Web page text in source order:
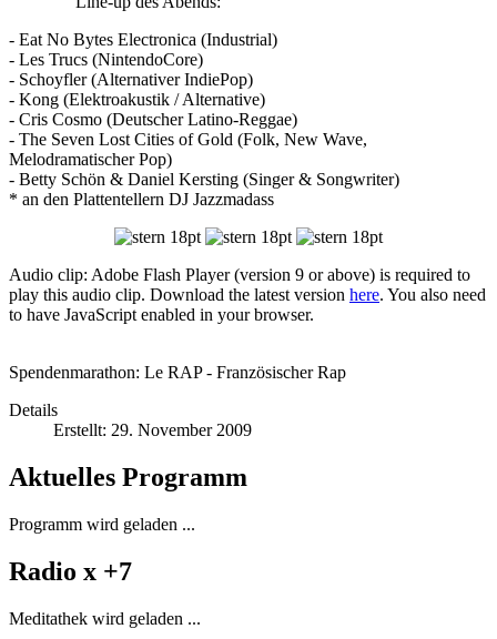
- Eat No Bytes Electronica (Industrial)
- Les Trucs (NintendoCore)
- Schoyfler (Alternativer IndiePop)
- Kong (Elektroakustik / Alternative)
- Cris Cosmo (Deutscher Latino-Reggae)
- The Seven Lost Cities of Gold (Folk, New Wave,
Melodramatischer Pop)
- Betty Schön & Daniel Kersting (Singer & Songwriter)
* an den Plattentellern DJ Jazzmadass
Audio clip: Adobe Flash Player (version 9 or above) is required to
play this audio clip. Download the latest version here. You also need
to have JavaScript enabled in your browser.
Spendenmarathon: Le RAP - Französischer Rap
Details
Erstellt: 29. November 2009
Aktuelles Programm
Programm wird geladen ...
Radio x +7
Meditathek wird geladen ...